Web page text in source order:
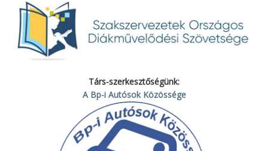
Társ-szerkesztőségünk:
A Bp-i Autósok Közössége